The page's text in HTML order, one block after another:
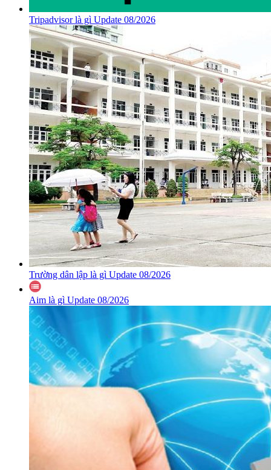
Tripadvisor là gì Update 08/2026
Trường dân lập là gì Update 08/2026
Aim là gì Update 08/2026